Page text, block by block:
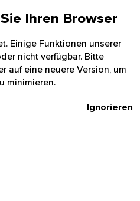
Ihren Browser
Einige Funktionen unserer
nicht verfügbar. Bitte
auf eine neuere Version, um
minimieren.
Ignorieren